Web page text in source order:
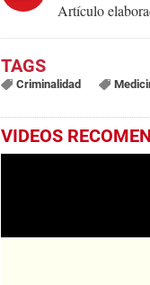
Artículo
Criminalidad
VIDEOS